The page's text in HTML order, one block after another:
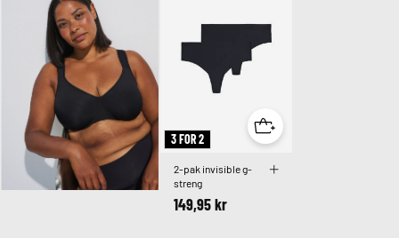
3 FOR 2
2-pak invisible g-
streng
149,95 kr